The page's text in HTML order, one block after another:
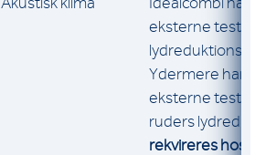
eksterne test
Ydermere har
eksterne
ruders
rekvireres hos